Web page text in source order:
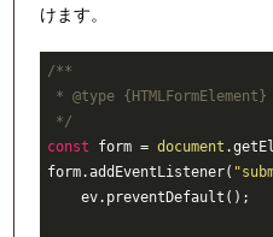
けます。
/**
*/
const form = document
form.addEventListener(